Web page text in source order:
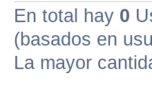
En total hay 0
(basados en
La mayor